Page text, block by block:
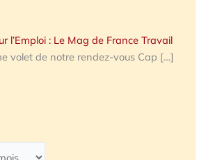
l’Emploi : Le Mag de France Travail
volet de notre rendez-vous Cap […]